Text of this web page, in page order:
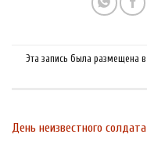
Эта запись была размещена в
День неизвестного солдата